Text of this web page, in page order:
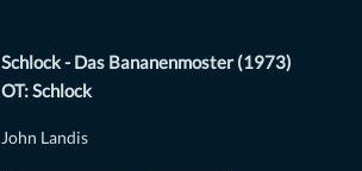
Schlock - Das Bananenmoster (1973)
OT: Schlock
John Landis